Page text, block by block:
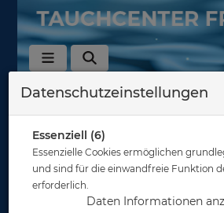
008 - Ersatzteile
In dieser Ansicht sind keine
Gut abgesichert?
Datenschutzeinstellungen
Essenziell (6)
Essenzielle Cookies ermöglichen
und sind für die einwandfreie Funktion
erforderlich.
Daten Informationen